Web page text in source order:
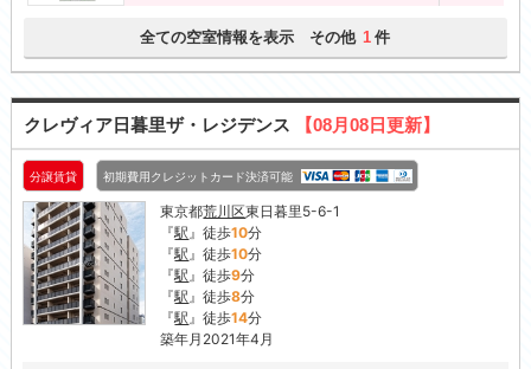
全ての空室情報を表示 その他 1 件
クレヴィア日暮里ザ・レジデンス 【08月08日更新】
分譲賃貸 初期費用クレジットカード決済可能
東京都荒川区東日暮里5-6-1
『駅』徒歩10分
『駅』徒歩10分
『駅』徒歩9分
『駅』徒歩8分
『駅』徒歩14分
築年月2021年4月